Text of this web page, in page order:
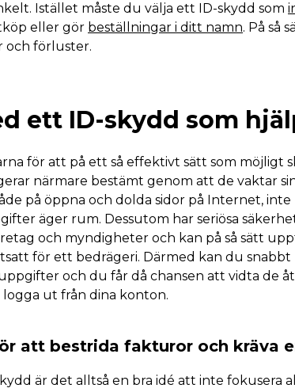
Istället måste du välja ett ID-skydd som
eller gör beställningar i ditt namn. På så
och förluster.
ett ID-skydd som
för att på ett så effektivt sätt som möjligt
närmare bestämt genom att de vaktar
på öppna och dolda sidor på Internet, inte
äger rum. Dessutom har seriösa
och myndigheter och kan på så sätt
för ett bedrägeri. Därmed kan du
och du får då chansen att vidta de
ut från dina konton.
att bestrida fakturor och kräva
är det alltså en bra idé att inte fokusera